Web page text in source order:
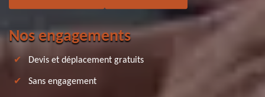
Nos engagements
Devis et déplacement gratuits
Sans engagement